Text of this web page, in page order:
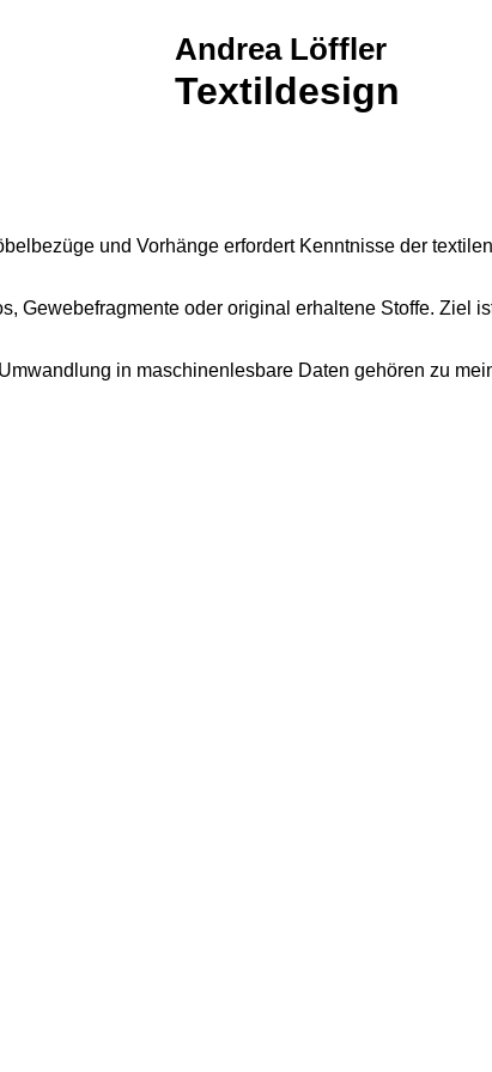
Andrea Löffler
Textildesign
und Vorhänge erfordert Kenntnisse der
Gewebefragmente oder original erhaltene Stoffe. Ziel
in maschinenlesbare Daten gehören zu